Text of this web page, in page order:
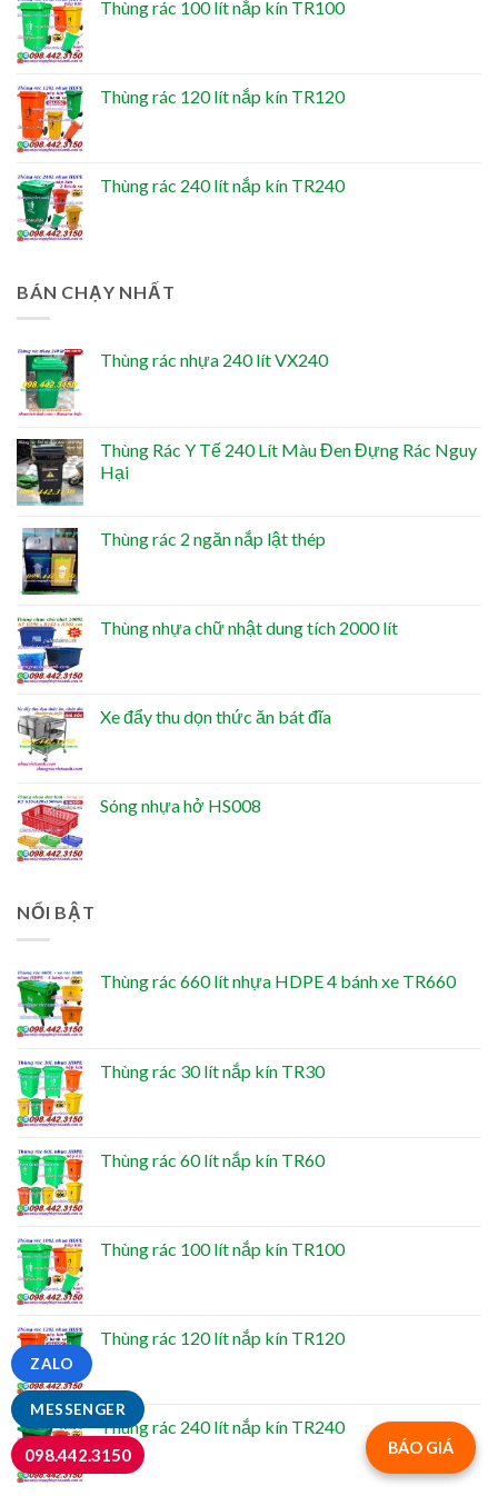
Thùng rác 100 lít nắp kín TR100
Thùng rác 120 lít nắp kín TR120
Thùng rác 240 lít nắp kín TR240
BÁN CHẠY NHẤT
Thùng rác nhựa 240 lít VX240
Thùng Rác Y Tế 240 Lít Màu Đen Đựng Rác Nguy
Hại
Thùng rác 2 ngăn nắp lật thép
Thùng nhựa chữ nhật dung tích 2000 lít
Xe đẩy thu dọn thức ăn bát đĩa
Sóng nhựa hở HS008
NỔI BẬT
Thùng rác 660 lít nhựa HDPE 4 bánh xe TR660
Thùng rác 30 lít nắp kín TR30
Thùng rác 60 lít nắp kín TR60
Thùng rác 100 lít nắp kín TR100
Thùng rác 120 lít nắp kín TR120
Thùng rác 240 lít nắp kín TR240
BÁO GIÁ
MESSENGER
ZALO
098.442.3150